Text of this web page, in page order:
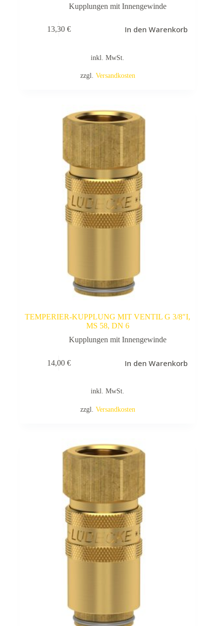
Kupplungen mit Innengewinde
13,30 € In den Warenkorb
inkl. MwSt.
zzgl. Versandkosten
TEMPERIER-KUPPLUNG MIT VENTIL G 3/8″I,
MS 58, DN 6
Kupplungen mit Innengewinde
14,00 € In den Warenkorb
inkl. MwSt.
zzgl. Versandkosten